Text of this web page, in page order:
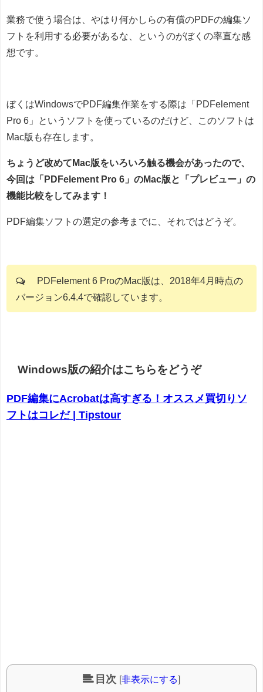
業務で使う場合は、やはり何かしらの有償のPDFの編集ソ
フトを利用する必要があるな、というのがぼくの率直な感
想です。
ぼくはWindowsでPDF編集作業をする際は「PDFelement
Pro 6」というソフトを使っているのだけど、このソフトは
Mac版も存在します。
ちょうど改めてMac版をいろいろ触る機会があったので、
今回は「PDFelement Pro 6」のMac版と「プレビュー」の
機能比較をしてみます！
PDF編集ソフトの選定の参考までに、それではどうぞ。
PDFelement 6 ProのMac版は、2018年4月時点の
バージョン6.4.4で確認しています。
Windows版の紹介はこちらをどうぞ
PDF編集にAcrobatは高すぎる！オススメ買切りソ
フトはコレだ | Tipstour
目次 [非表示にする]